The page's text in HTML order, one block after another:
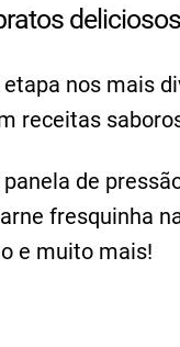
etapa nos mais
receitas
de
fresquinha
e muito mais!